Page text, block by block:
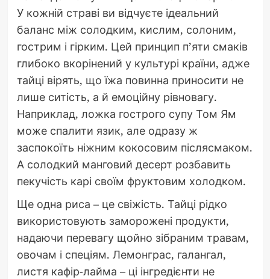
У кожній страві ви відчуєте ідеальний
баланс між солодким, кислим, солоним,
гострим і гірким. Цей принцип п’яти смаків
глибоко вкорінений у культурі країни, адже
тайці вірять, що їжа повинна приносити не
лише ситість, а й емоційну рівновагу.
Наприклад, ложка гострого супу Том Ям
може спалити язик, але одразу ж
заспокоїть ніжним кокосовим післясмаком.
А солодкий манговий десерт розбавить
пекучість карі своїм фруктовим холодком.
Ще одна риса – це свіжість. Тайці рідко
використовують заморожені продукти,
надаючи перевагу щойно зібраним травам,
овочам і спеціям. Лемонграс, галангал,
листя кафір-лайма – ці інгредієнти не